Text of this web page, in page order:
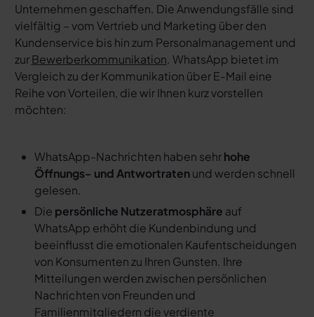
Unternehmen geschaffen. Die Anwendungsfälle sind
vielfältig – vom Vertrieb und Marketing über den
Kundenservice bis hin zum Personalmanagement und
zurBewerberkommunikation. WhatsApp bietet im
Vergleich zu der Kommunikation über E-Mail eine
Reihe von Vorteilen, die wir Ihnen kurz vorstellen
möchten:
WhatsApp-Nachrichten haben sehrhohe
Öffnungs- und Antwortratenund werden schnell
gelesen.
Die persönliche Nutzeratmosphäre auf
WhatsApp erhöht die Kundenbindung und
beeinflusst die emotionalen Kaufentscheidungen
von Konsumenten zu Ihren Gunsten. Ihre
Mitteilungen werden zwischen persönlichen
Nachrichten von Freunden und
Familienmitgliedern die verdiente